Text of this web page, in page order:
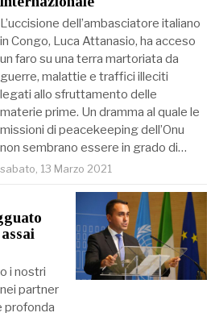
L’uccisione dell’ambasciatore italiano
in Congo, Luca Attanasio, ha acceso
un faro su una terra martoriata da
guerre, malattie e traffici illeciti
legati allo sfruttamento delle
materie prime. Un dramma al quale le
missioni di peacekeeping dell’Onu
non sembrano essere in grado di…
sabato, 13 Marzo 2021
i nostri
partner
profonda